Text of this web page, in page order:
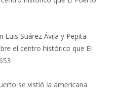
Luis Suárez Ávila y Pepita
el centro histórico que El
se vistió la americana